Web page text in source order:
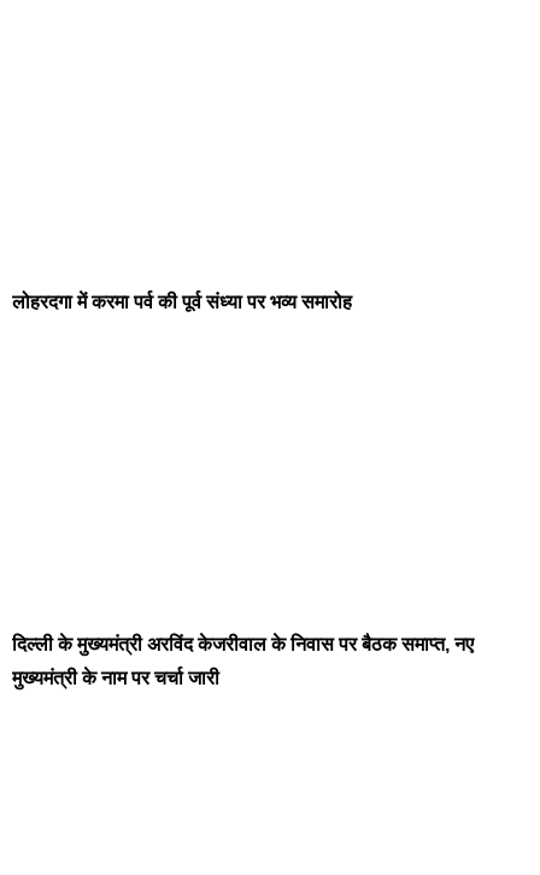
लोहरदगा में करमा पर्व की पूर्व संध्या पर भव्य समारोह
दिल्ली के मुख्यमंत्री अरविंद केजरीवाल के निवास पर बैठक समाप्त, नए
मुख्यमंत्री के नाम पर चर्चा जारी